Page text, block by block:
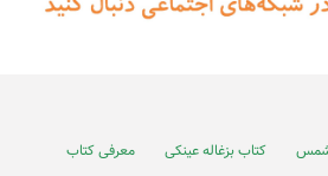
شمس کتاب بزغاله عینکی
معرفی کتاب